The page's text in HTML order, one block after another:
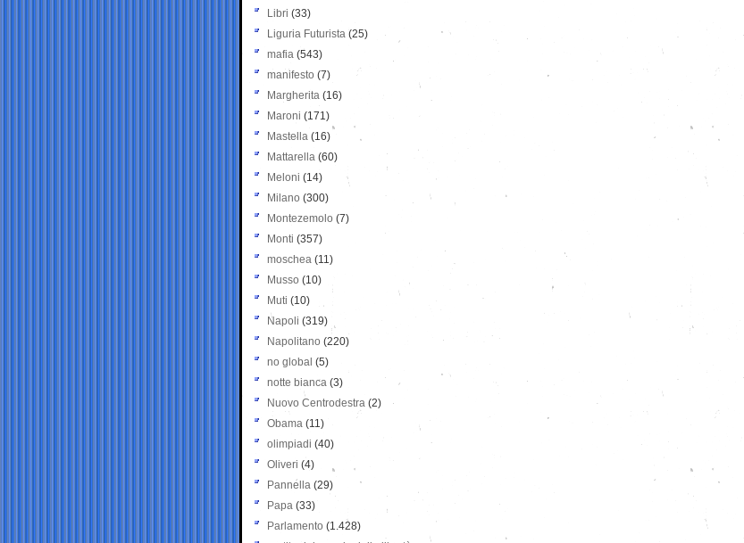
Libri (33)
Liguria Futurista (25)
mafia (543)
manifesto (7)
Margherita (16)
Maroni (171)
Mastella (16)
Mattarella (60)
Meloni (14)
Milano (300)
Montezemolo (7)
Monti (357)
moschea (11)
Musso (10)
Muti (10)
Napoli (319)
Napolitano (220)
no global (5)
notte bianca (3)
Nuovo Centrodestra (2)
Obama (11)
olimpiadi (40)
Oliveri (4)
Pannella (29)
Papa (33)
Parlamento (1.428)